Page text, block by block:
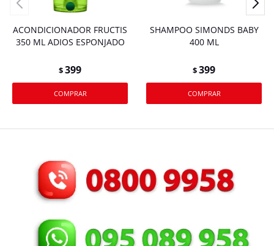
ACONDICIONADOR FRUCTIS
350 ML ADIOS ESPONJADO
$399
SHAMPOO SIMONDS BABY
400 ML
$399